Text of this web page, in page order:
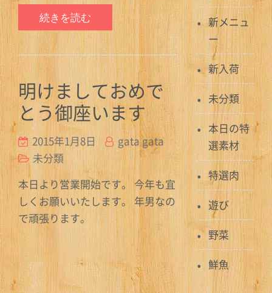
続きを読む
明けましておめで
とう御座います
2015年1月8日
gata gata
未分類
本日より営業開始です。 今年も宜
しくお願いいたします。 年男なの
で頑張ります。
新メニュ
ー
新入荷
未分類
本日の特
選素材
特選肉
遊び
野菜
鮮魚